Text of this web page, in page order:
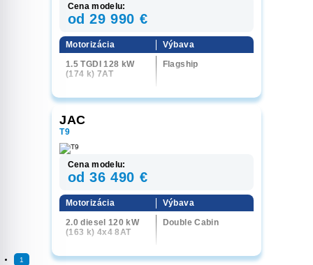
Cena modelu:
od 29 990 €
Motorizácia
1.5 TGDI 128 kW
(174 k) 7AT
Výbava
Flagship
JAC
T9
Cena modelu:
od 36 490 €
Motorizácia
2.0 diesel 120 kW
(163 k) 4x4 8AT
Výbava
Double Cabin
1